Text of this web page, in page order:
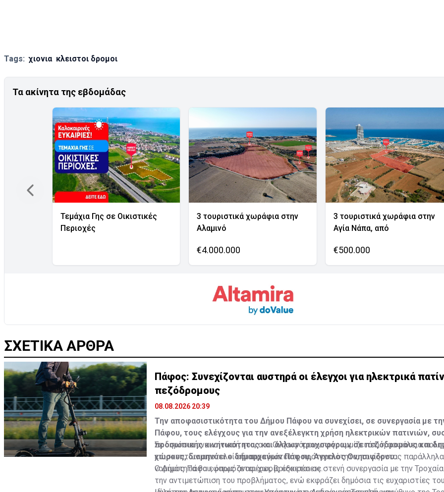
Tags: χιονια κλειστοι δρομοι
Τα ακίνητα της εβδομάδας
Τεμάχια Γης σε Οικιστικές
Περιοχές
3 τουριστικά χωράφια στην
Αλαμινό
€4.000.000
3 τουριστικά χωράφια στην
Αγία Νάπα, από
€500.000
ΣΧΕΤΙΚΑ ΑΡΘΡΑ
Πάφος: Συνεχίζονται αυστηρά οι έλεγχοι για ηλεκτρικά
πεζόδρομους
08.08.2026 20:39
Την αποφασιστικότητα του Δήμου Πάφου να συνεχίσει, σε συνεργασία με
Πάφου, τους ελέγχους για την ανεξέλεγκτη χρήση ηλεκτρικών πατινιών,
προσωπικής κινητικότητας και άλλων τροχοφόρων σε πεζόδρομους και
χώρους, διαμηνύει ο δημαρχεύων Πάφου, Άγγελος Ονησιφόρου.
Σε δημόσια ανακοίνωσή του, ο κ. Ονησιφόρου υπογραμμίζει ότι η ασφάλεια
επισκεπτών αποτελεί αδιαπραγμάτευτη προτεραιότητα, τονίζοντας παράλληλα
νομιμότητα θα εφαρμόζεται χωρίς εξαιρέσεις.
Ο Δήμος Πάφου, όπως αναφέρει, βρίσκεται σε στενή συνεργασία με την
την αντιμετώπιση του προβλήματος, ενώ εκφράζει δημόσια τις ευχαριστίες